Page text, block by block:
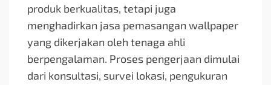
produk berkualitas, tetapi juga
menghadirkan jasa pemasangan wallpaper
yang dikerjakan oleh tenaga ahli
berpengalaman. Proses pengerjaan dimulai
dari konsultasi, survei lokasi, pengukuran